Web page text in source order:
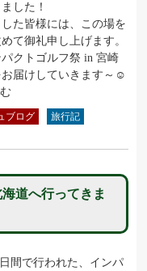
した！
た皆様には、この場を
て御礼申し上げます。
クトゴルフ祭 in 宮崎
届けしていきます～☺
ブログ 旅行記
道へ行ってきま
間で行われた、インパ